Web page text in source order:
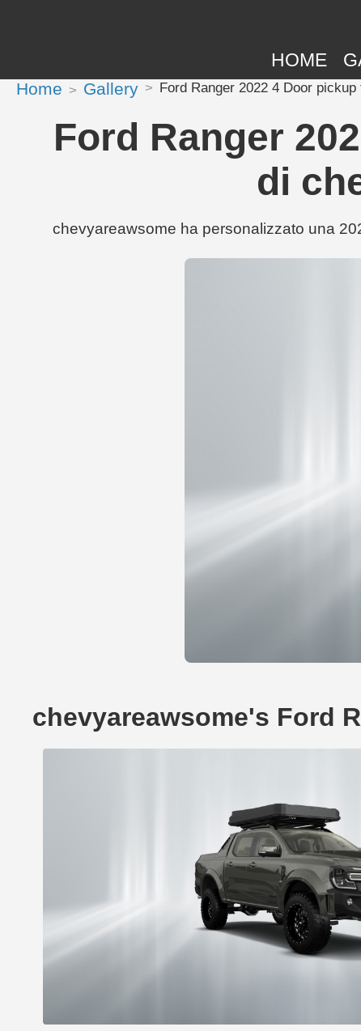
HOME
Home Gallery Ford Ranger 2022 4 Door
Ford Ranger
di
chevyareawsome ha personalizzato una
chevyareawsome's Ford